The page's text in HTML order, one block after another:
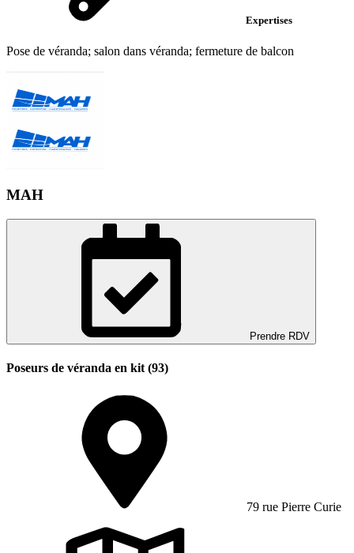
Expertises
Pose de véranda; salon dans véranda; fermeture de balcon
MAH
Prendre RDV
Poseurs de véranda en kit (93)
79 rue Pierre Curie